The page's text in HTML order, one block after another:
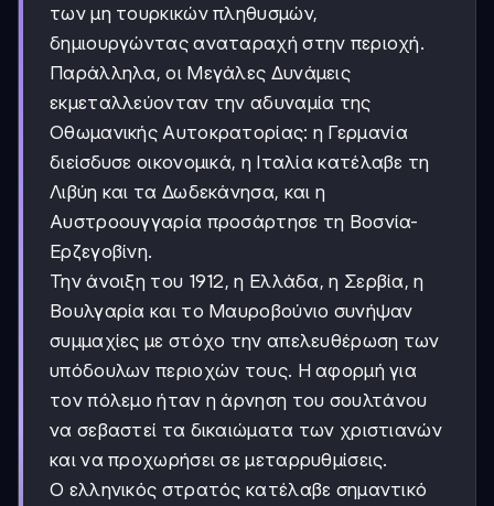
των μη τουρκικών πληθυσμών,
δημιουργώντας αναταραχή στην περιοχή.
Παράλληλα, οι Μεγάλες Δυνάμεις
εκμεταλλεύονταν την αδυναμία της
Οθωμανικής Αυτοκρατορίας: η Γερμανία
διείσδυσε οικονομικά, η Ιταλία κατέλαβε τη
Λιβύη και τα Δωδεκάνησα, και η
Αυστροουγγαρία προσάρτησε τη Βοσνία-
Ερζεγοβίνη.
Την άνοιξη του 1912, η Ελλάδα, η Σερβία, η
Βουλγαρία και το Μαυροβούνιο συνήψαν
συμμαχίες με στόχο την απελευθέρωση των
υπόδουλων περιοχών τους. Η αφορμή για
τον πόλεμο ήταν η άρνηση του σουλτάνου
να σεβαστεί τα δικαιώματα των χριστιανών
και να προχωρήσει σε μεταρρυθμίσεις.
Ο ελληνικός στρατός κατέλαβε σημαντικό